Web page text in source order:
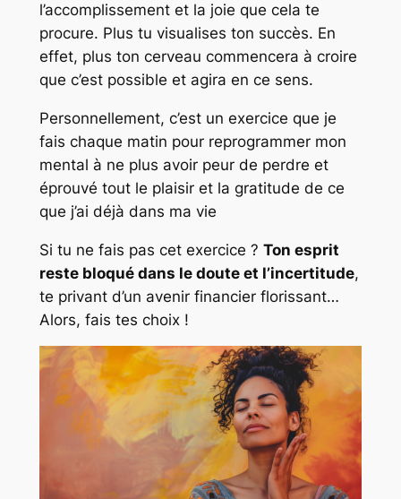
l’accomplissement et la joie que cela te
procure. Plus tu visualises ton succès. En
effet, plus ton cerveau commencera à croire
que c’est possible et agira en ce sens.
Personnellement, c’est un exercice que je
fais chaque matin pour reprogrammer mon
mental à ne plus avoir peur de perdre et
éprouvé tout le plaisir et la gratitude de ce
que j’ai déjà dans ma vie
Si tu ne fais pas cet exercice ? Ton esprit
reste bloqué dans le doute et l’incertitude,
te privant d’un avenir financier florissant…
Alors, fais tes choix !